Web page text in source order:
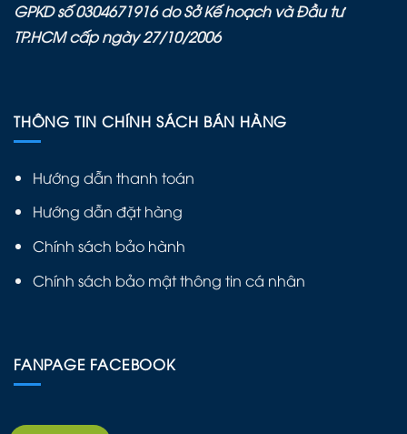
GPKD số 0304671916 do Sở Kế hoạch và Đầu tư
TP.HCM cấp ngày 27/10/2006
THÔNG TIN CHÍNH SÁCH BÁN HÀNG
Hướng dẫn thanh toán
Hướng dẫn đặt hàng
Chính sách bảo hành
Chính sách bảo mật thông tin cá nhân
FANPAGE FACEBOOK